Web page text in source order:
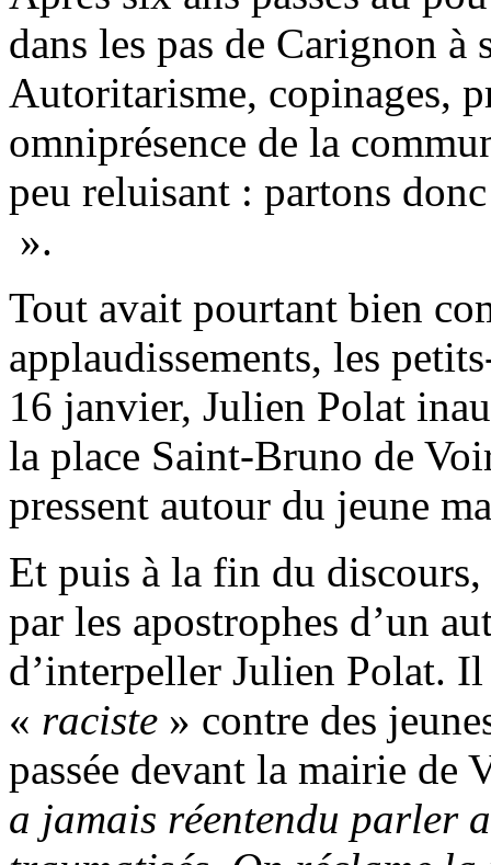
dans les pas de Carignon à
Autoritarisme, copinages,
omniprésence de la
peu reluisant : partons
».
Tout avait pourtant bien
applaudissements, les
16 janvier, Julien Polat
la place Saint-Bruno de
pressent autour du jeune
Et puis à la fin du
par les apostrophes d’un
d’interpeller Julien Polat. Il
« raciste » contre des
passée devant la mairie de
a jamais réentendu parler